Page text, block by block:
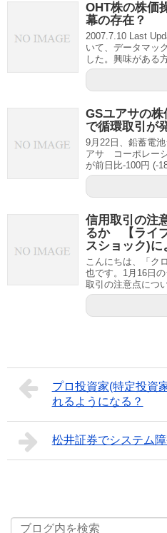
OHT株の株価
幕の存在？
2007.7.10 Last
いて、データマッ
した。興味がある
GSユアサの
で循環取引が
9月22日、鉛蓄電
アサ コーポレー
が前日比-100円 (-
信用取引の注
るか 【ライ
スショック)に
こんにちは、「ク
也です。1月16日
取引の注意点につ
プロ投資家(特定投資
れるようになる？
松井証券でシステム